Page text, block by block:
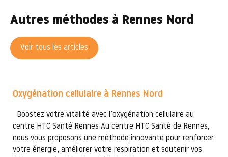
Autres méthodes à Rennes Nord
Voir tous les articles
Oxygénation cellulaire à Rennes Nord
Boostez votre vitalité avec l’oxygénation cellulaire au
centre HTC Santé Rennes Au centre HTC Santé de Rennes,
nous vous proposons une méthode innovante pour renforcer
votre énergie, améliorer votre respiration et soutenir vos